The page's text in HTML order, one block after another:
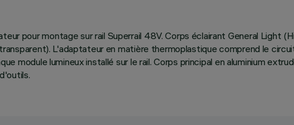
pour montage sur rail Superrail 48V. Corps éclairant General Light
L'adaptateur en matière thermoplastique comprend le
module lumineux installé sur le rail. Corps principal en aluminium